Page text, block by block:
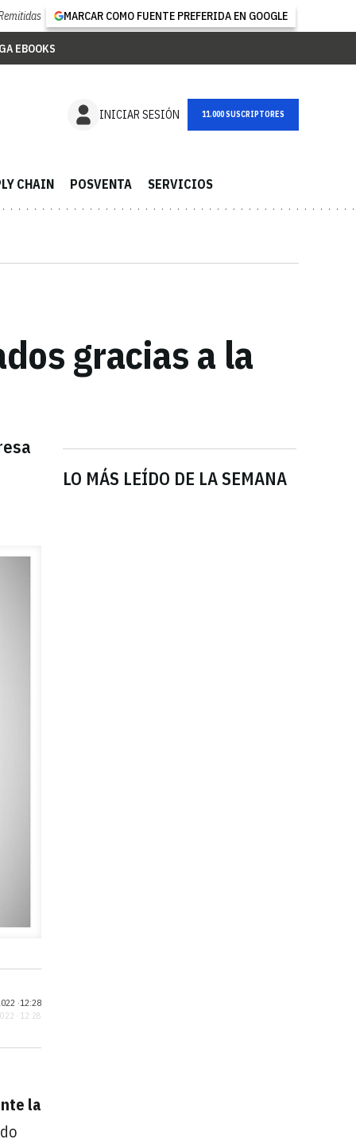
MARCAR COMO FUENTE PREFERIDA EN GOOGLE
EBOOKS
INICIAR SESIÓN NEWSLETTER
CHAIN POSVENTA SERVICIOS
gracias a la
LO MÁS LEÍDO DE LA SEMANA
·12:28
· 12:28
la